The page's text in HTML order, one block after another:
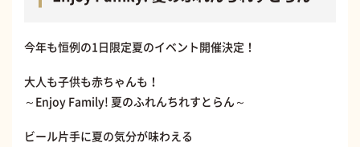
今年も恒例の1日限定夏のイベント開催決定！
大人も子供も赤ちゃんも！
～Enjoy Family! 夏のふれんちれすとらん～
ビール片手に夏の気分が味わえる